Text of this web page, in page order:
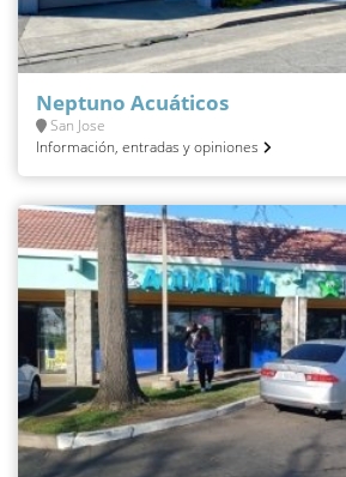
Neptuno Acuáticos
San Jose
Información, entradas y opiniones